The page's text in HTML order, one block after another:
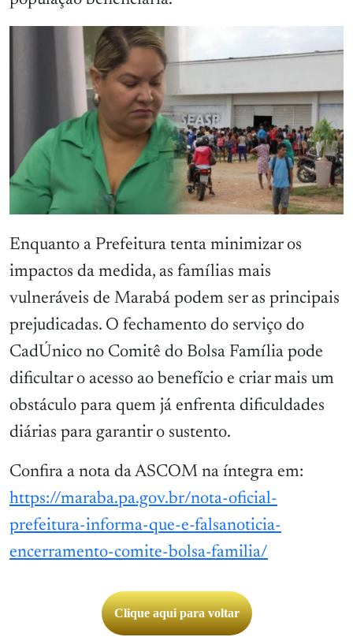
Enquanto a Prefeitura tenta minimizar os
impactos da medida, as famílias mais
vulneráveis de Marabá podem ser as principais
prejudicadas. O fechamento do serviço do
CadÚnico no Comitê do Bolsa Família pode
dificultar o acesso ao benefício e criar mais um
obstáculo para quem já enfrenta dificuldades
diárias para garantir o sustento.
Confira a nota da ASCOM na íntegra em:
https://maraba.pa.gov.br/nota-oficial-
prefeitura-informa-que-e-falsanoticia-
encerramento-comite-bolsa-familia/
Clique aqui para voltar